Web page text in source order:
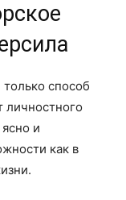
способ
личностного
и
как в